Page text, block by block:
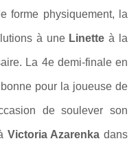
forme physiquement, la
à uneLinetteà la
La 4e demi-finale en
pour la joueuse de
de soulever son
Victoria Azarenka dans